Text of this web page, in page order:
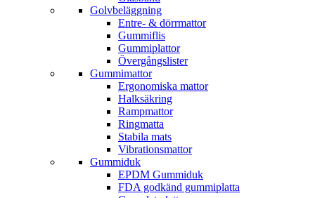
Golvbeläggning
Entre- & dörrmattor
Gummiflis
Gummiplattor
Övergångslister
Gummimattor
Ergonomiska mattor
Halksäkring
Rampmattor
Ringmatta
Stabila mats
Vibrationsmattor
Gummiduk
EPDM Gummiduk
FDA godkänd gummiplatta